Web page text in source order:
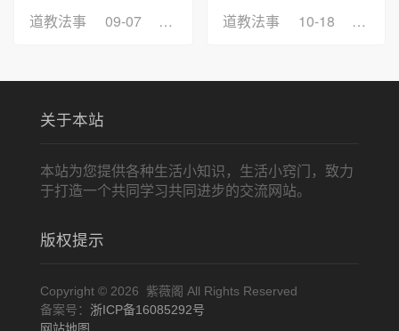
道教法事
09-07 浏览：155道教法事
10-18 浏览
关于本站
本站为您提供各种生活小知识，生活小窍门，致力
于打造一个共同学习共同进步的交流网站。
版权提示
Copyright © 2026 紫薇阁 All Rights Reserved
备案号： 浙ICP备16085292号